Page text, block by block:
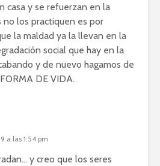
casa y se refuerzan en la
no los practiquen es por
la maldad ya la llevan en la
social que hay en la
y de nuevo hagamos de
DE VIDA.
a las 1:54 pm
y creo que los seres